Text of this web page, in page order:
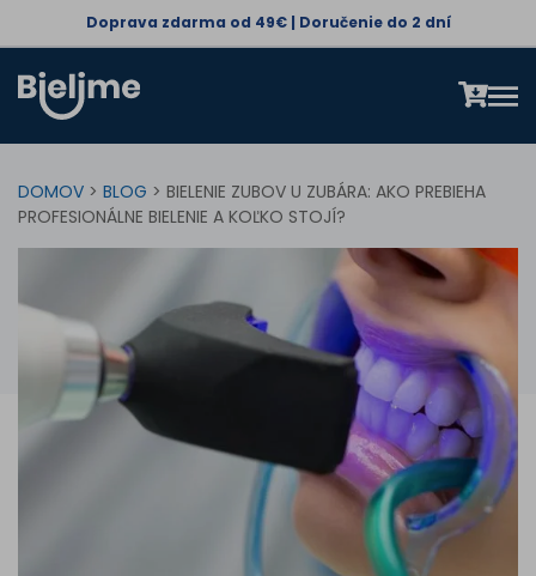
Doprava zdarma od 49€ | Doručenie do 2 dní
DOMOV > BLOG > BIELENIE ZUBOV U ZUBÁRA: AKO PREBIEHA
PROFESIONÁLNE BIELENIE A KOĽKO STOJÍ?